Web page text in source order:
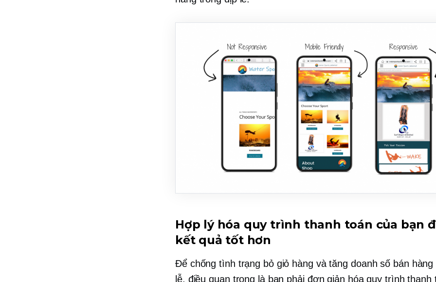
Hợp lý hóa quy trình thanh toán của bạn
kết quả tốt hơn
Để chống tình trạng bỏ giỏ hàng và tăng doanh số bán hàng
lễ, điều quan trọng là bạn phải đơn giản hóa quy trình thanh